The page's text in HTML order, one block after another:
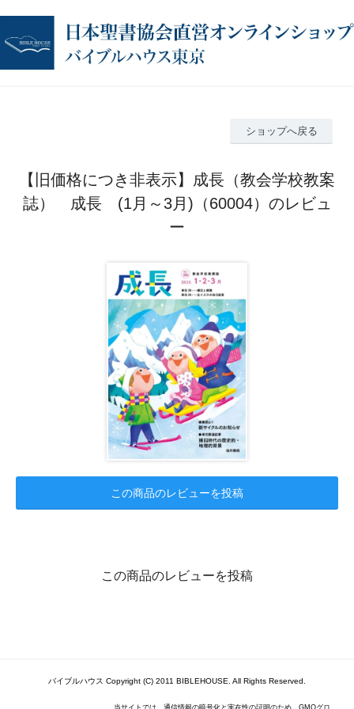
ショップへ戻る
【旧価格につき非表示】成長（教会学校教案
誌） 成長 (1月～3月)（60004）のレビュ
ー
この商品のレビューを投稿
この商品のレビューを投稿
バイブルハウス Copyright (C) 2011 BIBLEHOUSE. All Rights Reserved.